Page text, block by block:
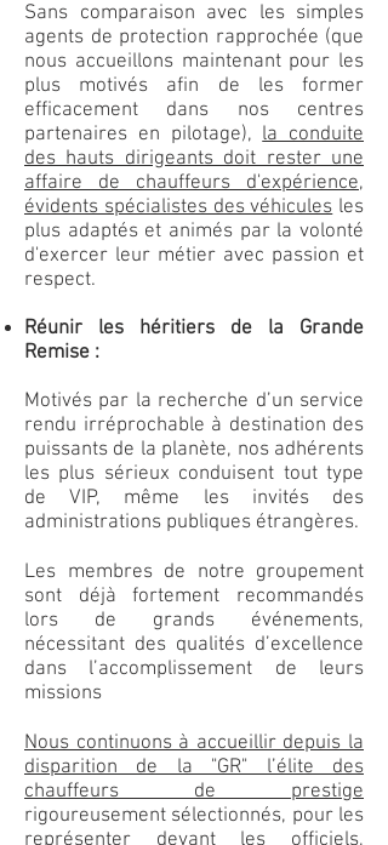
Sans comparaison avec les simples
agents de protection rapprochée (que
nous accueillons maintenant pour les
plus motivés afin de les former
efficacement dans nos centres
partenaires en pilotage),la conduite
des hauts dirigeants doit rester une
affaire de chauffeurs d'expérience,
évidents spécialistes des véhiculesles
plus adaptés et animés par la volonté
d'exercer leur métier avec passion et
respect.
Réunir les héritiers de la Grande
Remise :
Motivés par la recherche d’un service
rendu irréprochable à destination des
puissants de la planète, nos adhérents
les plus sérieux conduisent tout type
de VIP, même les invités des
administrations publiques étrangères.
Les membres de notre groupement
sont déjà fortement recommandés
lors de grands événements,
nécessitant des qualités d’excellence
dans l’accomplissement de leurs
missions
Nous continuons à accueillir depuis la
disparition de la "GR" l’élite des
chauffeurs de prestige
rigoureusement sélectionnés, pour les
représenter devant les officiels,